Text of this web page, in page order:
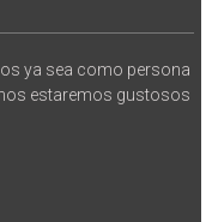
ya sea como persona
estaremos gustosos